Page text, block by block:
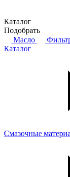
Каталог
Подобрать
Масло
Каталог
Смазочные